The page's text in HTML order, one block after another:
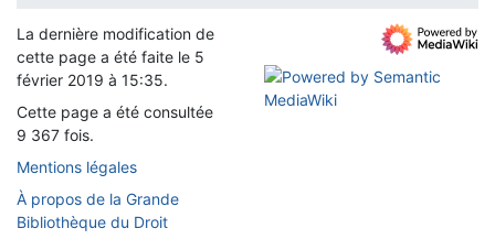
La dernière modification de
cette page a été faite le 5
février 2019 à 15:35.
Cette page a été consultée
9 367 fois.
Mentions légales
À propos de la Grande
Bibliothèque du Droit